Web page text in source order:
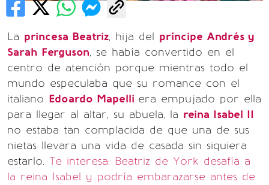
La princesa Beatriz, hija del príncipe Andrés y
Sarah Ferguson, se había convertido en el
centro de atención porque mientras todo el
mundo especulaba que su romance con el
italiano Edoardo Mapelli era empujado por ella
para llegar al altar, su abuela, la reina Isabel II
no estaba tan complacida de que una de sus
nietas llevara una vida de casada sin siquiera
estarlo. Te interesa: Beatriz de York desafía a
la reina Isabel y podría embarazarse antes de